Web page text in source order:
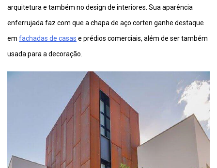
arquitetura e também no design de interiores. Sua aparência
enferrujada faz com que a chapa de aço corten ganhe destaque
em fachadas de casas e prédios comerciais, além de ser também
usada para a decoração.